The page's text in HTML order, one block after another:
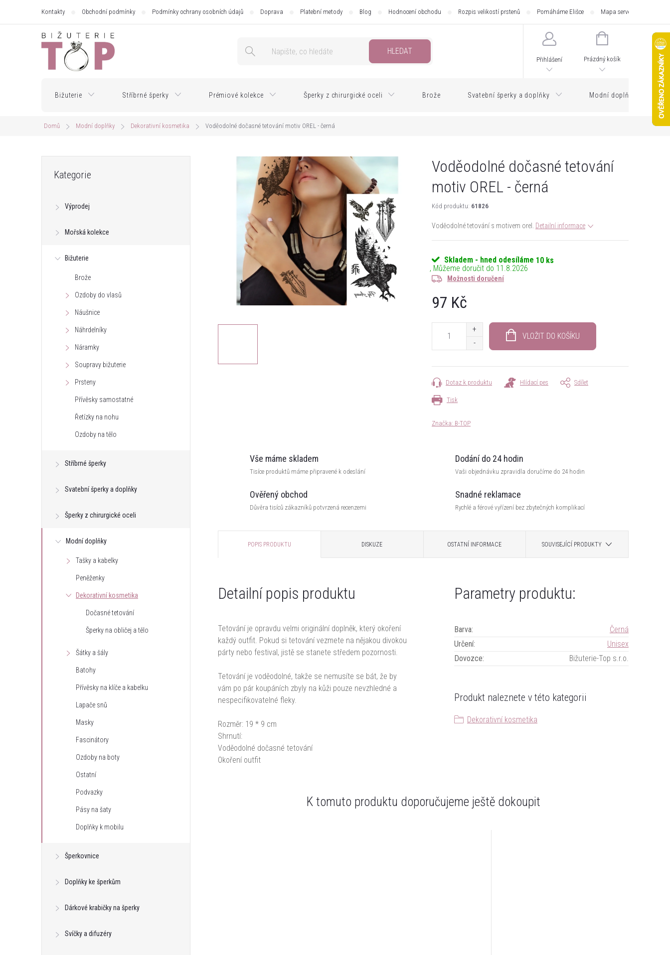
Kontakty Obchodní podmínky Podmínky ochrany osobních údajů Doprava Platební metody Blog Hodnocení obchodu Rozpis velikostí prstenů Pomáháme Elišce Mapa serveru
HLEDAT
Přihlášení
NÁKUPNÍ
Prázdný košík
Bižuterie Stříbrné šperky Prémiové kolekce Šperky z chirurgické oceli Brože Svatební šperky a doplňky Modní doplňky
Domů Modní doplňky Dekorativní kosmetika Voděodolné dočasné tetování motiv OREL - černá
kategorie
Kategorie
Výprodej
Mořská kolekce
Bižuterie
Brože
Ozdoby do vlasů
Náušnice
Náhrdelníky
Náramky
Soupravy bižuterie
Prsteny
Přívěsky samostatné
Řetízky na nohu
Ozdoby na tělo
Stříbrné šperky
Svatební šperky a doplňky
Šperky z chirurgické oceli
Modní doplňky
Tašky a kabelky
Peněženky
Dekorativní kosmetika
Dočasné tetování
Šperky na obličej a tělo
Šátky a šály
Batohy
Přívěsky na klíče a kabelku
Lapače snů
Masky
Fascinátory
Ozdoby na boty
Ostatní
Podvazky
Pásy na šaty
Doplňky k mobilu
Šperkovnice
Doplňky ke šperkům
Dárkové krabičky na šperky
Svíčky a difuzéry
Voděodolné dočasné tetování
motiv OREL - černá
Kód produktu: 61826
Voděodolné tetování s motivem orel. Detailní informace
Skladem - hned odesíláme 10 ks
11.8.2026
Možnosti doručení
97 Kč
VLOŽIT DO KOŠÍKU
Tisk
Dotaz k produktu Hlídací pes Sdílet
Značka: B-TOP
Vše máme skladem
Tisíce produktů máme připravené k odeslání
Dodání do 24 hodin
Vaši objednávku zpravidla doručíme do 24 hodin
Ověřený obchod
Důvěra tisíců zákazníků potvrzená recenzemi
Snadné reklamace
Rychlé a férové vyřízení bez zbytečných komplikací
POPIS PRODUKTU DISKUZE OSTATNÍ INFORMACE SOUVISEJÍCÍ PRODUKTY
Detailní popis produktu
Tetování je opravdu velmi originální doplněk, který okoření
každý outfit. Pokud si tetování vezmete na nějakou divokou
párty nebo festival, jistě se stanete středem pozornosti.
Tetování je voděodolné, takže se nemusíte se bát, že by
vám po pár koupáních zbyly na kůži pouze nevzhledné a
nespecifikovatelné fleky.
Rozměr: 19 * 9 cm
Shrnutí:
Voděodolné dočasné tetování
Okoření outfit
Parametry produktu:
Barva:
Černá
Určení:
Unisex
Dovozce: Bižuterie-Top s.r.o.
Produkt naleznete v této kategorii
Dekorativní kosmetika
K tomuto produktu doporučujeme ještě dokoupit